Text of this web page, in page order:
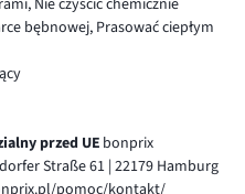
bębnowej, Prasować ciepłym
przed UE bonprix
Straße 61 | 22179 Hamburg
pomoc/kontakt/